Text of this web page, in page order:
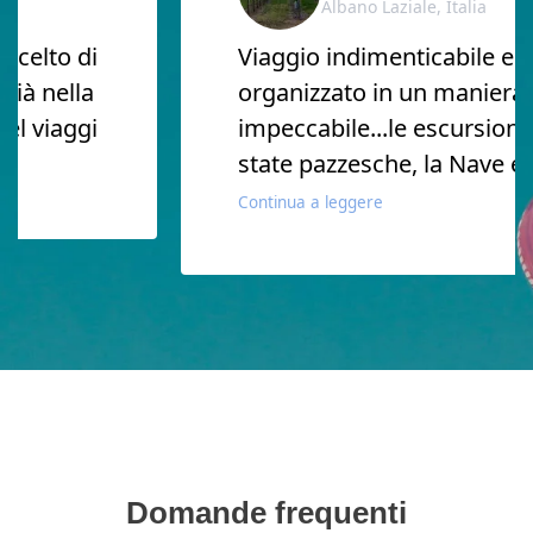
di
nella
Albano Laziale, Italia
Viaggio indimenticabile e
organizzato in un maniera
impeccabile...le escursioni
state pazzesche, la Nave e l'
Continua a leggere
Domande frequenti